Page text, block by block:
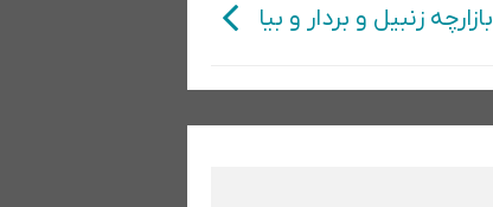
بازارچه زنبیل و بردار و بیا